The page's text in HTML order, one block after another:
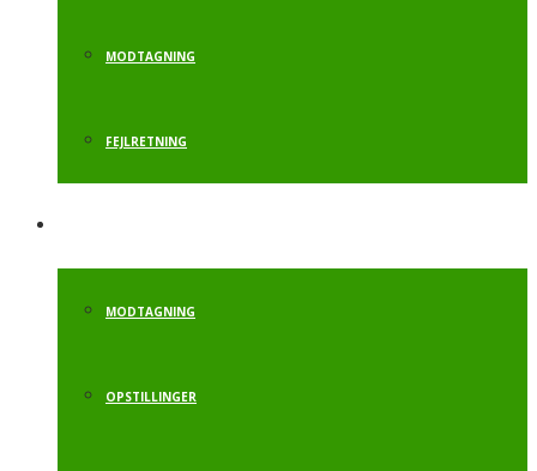
MODTAGNING
FEJLRETNING
MODTAGNING
OPSTILLINGER